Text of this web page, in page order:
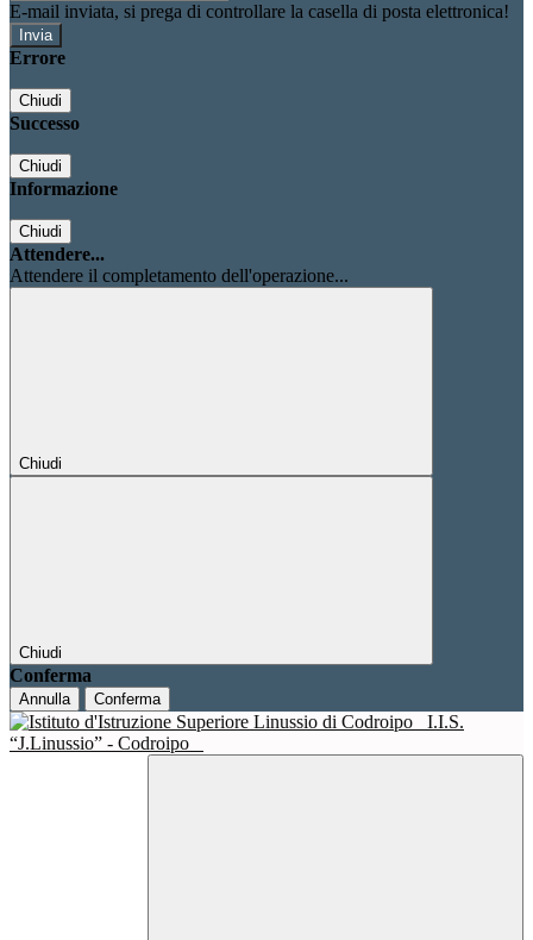
E-mail inviata, si prega di controllare la casella di posta elettronica!
Errore
Chiudi
Successo
Chiudi
Informazione
Chiudi
Attendere...
Attendere il completamento dell'operazione...
Chiudi
Chiudi
Conferma
Annulla Conferma
I.I.S.
“J.Linussio” - Codroipo